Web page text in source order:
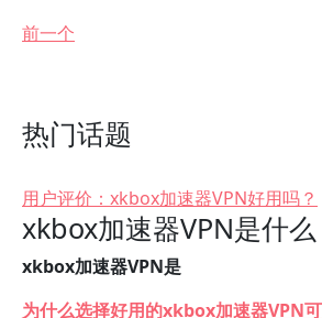
前一个
热门话题
用户评价：xkbox加速器VPN好用吗？
xkbox加速器VPN是什么
xkbox加速器VPN是
为什么选择好用的xkbox加速器VPN